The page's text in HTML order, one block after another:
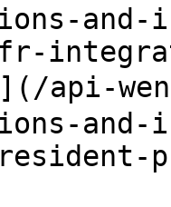
](/api-